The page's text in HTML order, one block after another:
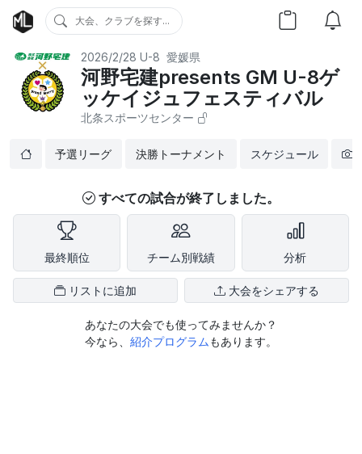
大会、クラブを探す...
2026/2/28 U-8 愛媛県
河野宅建presents GM U-8ゲ
ッケイジュフェスティバル
北条スポーツセンター
予選リーグ 決勝トーナメント スケジュール
すべての試合が終了しました。
最終順位 チーム別戦績 分析
リストに追加 大会をシェアする
あなたの大会でも使ってみませんか？
今なら、 紹介プログラム もあります。